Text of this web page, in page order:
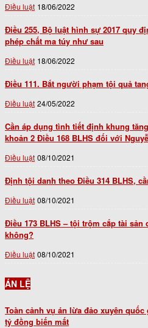
Điều luật 18/06/2022
Điều 255, Bộ luật hình sự 2017 quy
phép chất ma túy như sau
Điều luật 18/06/2022
Điều 111. Bắt người phạm tội quả
Điều luật 24/05/2022
Cần áp dụng tình tiết định khung
khoản 2 Điều 168 BLHS đối với
Điều luật 08/10/2021
Định tội danh theo Điều 314 BLHS,
Điều luật 08/10/2021
Điều 173 BLHS – tội trộm cắp tài
không?
Điều luật 08/10/2021
ÁN LỆ
Toàn cảnh vụ án lừa đảo xuyên
tỷ đồng biến mất